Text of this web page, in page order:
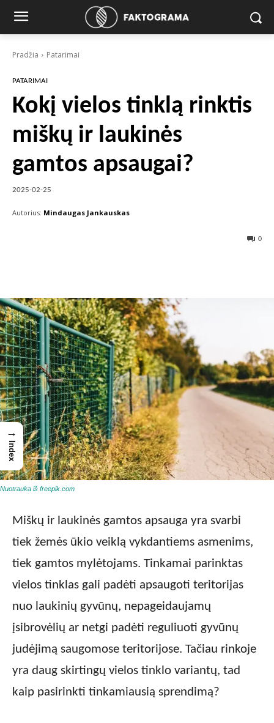
Pradžia Patarimai
PATARIMAI
Kokį vielos tinklą rinktis
miškų ir laukinės
gamtos apsaugai?
2025-02-25
Autorius: Mindaugas Jankauskas
0
Nuotrauka iš freepik.com
Miškų ir laukinės gamtos apsauga yra svarbi
tiek žemės ūkio veiklą vykdantiems asmenims,
tiek gamtos mylėtojams. Tinkamai parinktas
vielos tinklas gali padėti apsaugoti teritorijas
nuo laukinių gyvūnų, nepageidaujamų
įsibrovėlių ar netgi padėti reguliuoti gyvūnų
judėjimą saugomose teritorijose. Tačiau rinkoje
yra daug skirtingų vielos tinklo variantų, tad
kaip pasirinkti tinkamiausią sprendimą?
→
Index